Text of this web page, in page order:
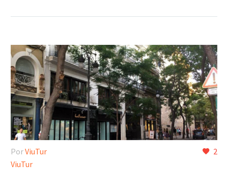
2
PorViuTur
ViuTur